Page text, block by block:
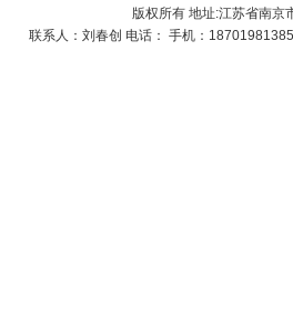
版权所有 地址:江苏省南
联系人：刘春创 电话： 手机：